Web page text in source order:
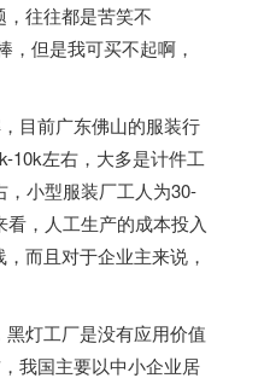
往往都是苦笑不
，但是我可买不起啊，
目前广东佛山的服装行
10k左右，大多是计件工
，小型服装厂工人为30-
，人工生产的成本投入
而且对于企业主来说，
灯工厂是没有应用价值
我国主要以中小企业居